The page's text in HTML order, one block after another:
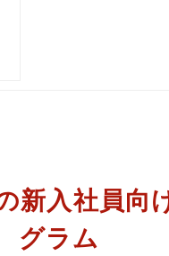
新入社員向
グラム